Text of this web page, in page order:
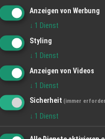
Lösung
man mit der falschen Brille
beraten,
über die
Buchen gleich, welche
Anzeigen von Werbung
↓ 1 Dienst
Styling
↓ 1 Dienst
Anzeigen von Videos
↓ 1 Dienst
Sicherheit (immer
↓ 1 Dienst